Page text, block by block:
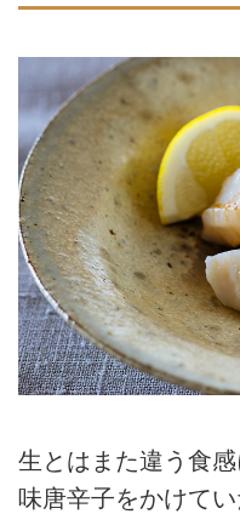
生とはまた違う食
味唐辛子をかけてい